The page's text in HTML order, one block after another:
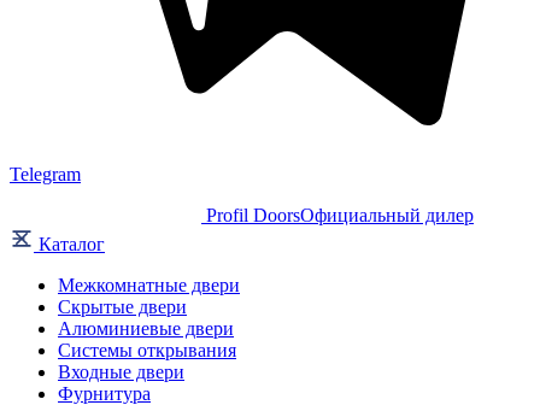
Telegram
Profil DoorsОфициальный дилер
Каталог
Межкомнатные двери
Скрытые двери
Алюминиевые двери
Системы открывания
Входные двери
Фурнитура